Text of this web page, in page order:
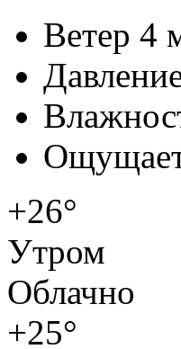
Ветер 4
+26°
Утром
Облачно
+25°